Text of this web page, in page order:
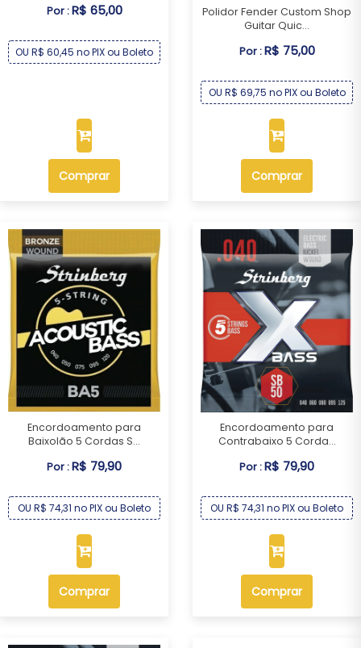
Por :R$ 65,00
OU R$ 60,45 no PIX ou Boleto
Comprar
Polidor Fender Custom Shop
Guitar Quic...
Por :R$ 75,00
OU R$ 69,75 no PIX ou Boleto
Comprar
Encordoamento para
Baixolão 5 Cordas S...
Por :R$ 79,90
OU R$ 74,31 no PIX ou Boleto
Comprar
Encordoamento para
Contrabaixo 5 Corda...
Por :R$ 79,90
OU R$ 74,31 no PIX ou Boleto
Comprar